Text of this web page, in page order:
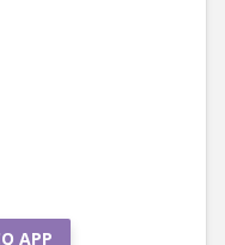
APP